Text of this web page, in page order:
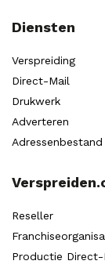
Diensten
Verspreiding
Direct-Mail
Drukwerk
Adverteren
Adressenbestand
Reseller
Productie Direct-